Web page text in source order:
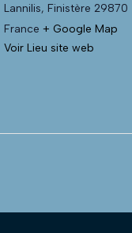
Lannilis, Finistère 29870
France + Google Map
Voir Lieu site web